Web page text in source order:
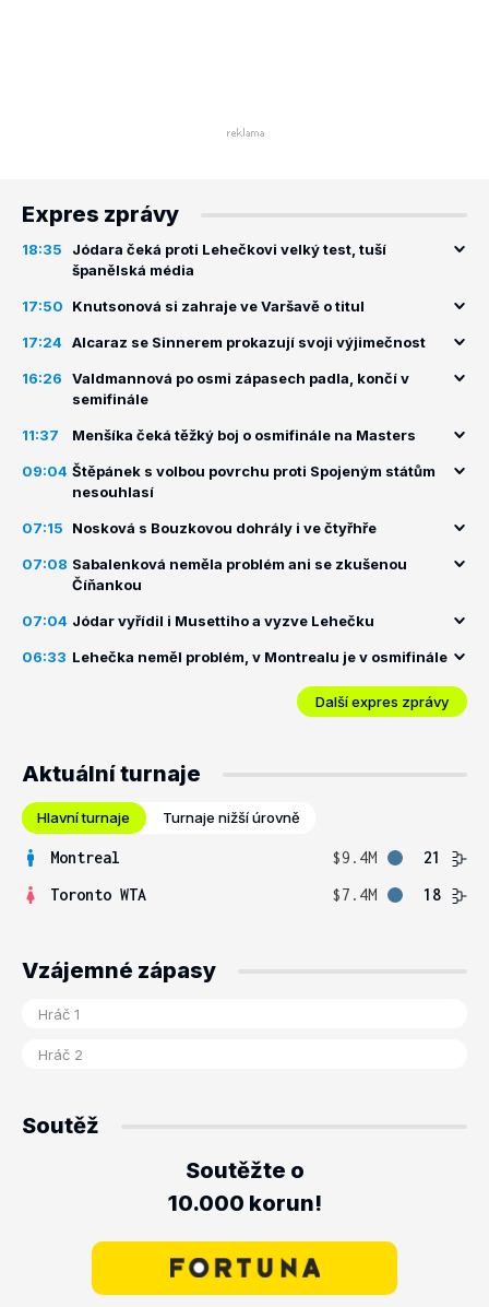
Expres zprávy
18:35
Jódara čeká proti Lehečkovi velký test, tuší
španělská média
17:50 Knutsonová si zahraje ve Varšavě o titul
17:24 Alcaraz se Sinnerem prokazují svoji výjimečnost
16:26
Valdmannová po osmi zápasech padla, končí v
semifinále
11:37 Menšíka čeká těžký boj o osmifinále na Masters
09:04 Štěpánek s volbou povrchu proti Spojeným státům
nesouhlasí
07:15 Nosková s Bouzkovou dohrály i ve čtyřhře
07:08 Sabalenková neměla problém ani se zkušenou
Číňankou
07:04 Jódar vyřídil i Musettiho a vyzve Lehečku
06:33 Lehečka neměl problém, v Montrealu je v osmifinále
Další expres zprávy
Aktuální turnaje
Hlavní turnaje Turnaje nižší úrovně
Montreal $9.4M
21
Toronto WTA
$7.4M 18
Vzájemné zápasy
Soutěž
Soutěžte o
10.000 korun!